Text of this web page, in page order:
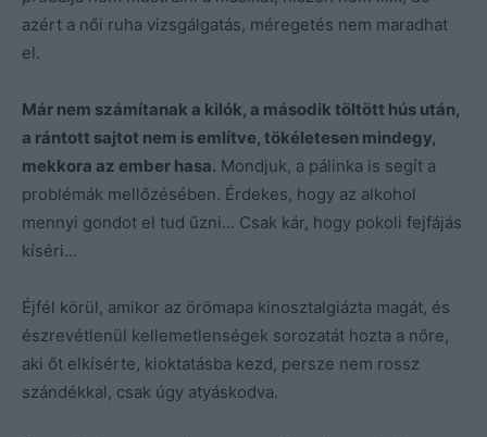
azért a női ruha vizsgálgatás, méregetés nem maradhat
el.
Már nem számítanak a kilók, a második töltött hús után,
a rántott sajtot nem is említve, tökéletesen mindegy,
mekkora az ember hasa. Mondjuk, a pálinka is segít a
problémák mellőzésében. Érdekes, hogy az alkohol
mennyi gondot el tud űzni… Csak kár, hogy pokoli fejfájás
kíséri…
Éjfél körül, amikor az örömapa kinosztalgiázta magát, és
észrevétlenül kellemetlenségek sorozatát hozta a nőre,
aki őt elkísérte, kioktatásba kezd, persze nem rossz
szándékkal, csak úgy atyáskodva.